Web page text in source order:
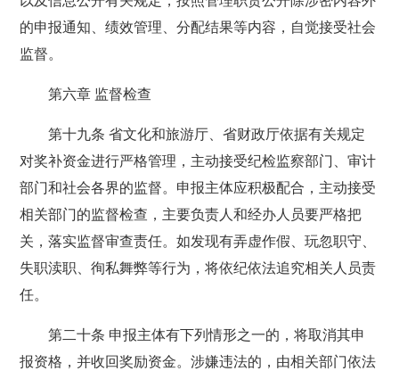
的申报通知、绩效管理、分配结果等内容，自觉接受社会
监督。
第六章 监督检查
第十九条 省文化和旅游厅、省财政厅依据有关规定
对奖补资金进行严格管理，主动接受纪检监察部门、审计
部门和社会各界的监督。申报主体应积极配合，主动接受
相关部门的监督检查，主要负责人和经办人员要严格把
关，落实监督审查责任。如发现有弄虚作假、玩忽职守、
失职渎职、徇私舞弊等行为，将依纪依法追究相关人员责
任。
第二十条 申报主体有下列情形之一的，将取消其申
报资格，并收回奖励资金。涉嫌违法的，由相关部门依法